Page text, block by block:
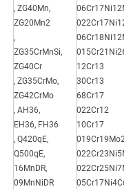
, ZG40Mn,
ZG20Mn2
,
ZG35CrMnSi,
ZG40Cr
, ZG35CrMo,
ZG42CrMo
, AH36,
EH36, FH36
, Q420qE,
Q500qE,
16MnDR,
09MnNiDR
12Cr13
30Cr13
68Cr17
022Cr12
10Cr17